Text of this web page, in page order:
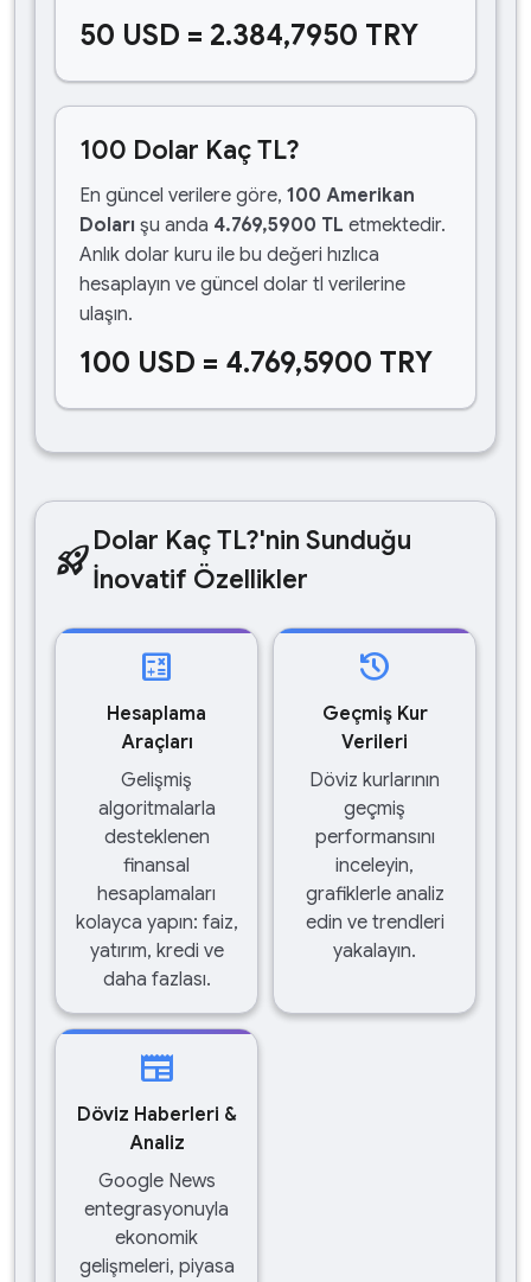
50 USD = 2.384,7950 TRY
100 Dolar Kaç TL?
En güncel verilere göre, 100 Amerikan
Doları şu anda 4.769,5900 TL etmektedir.
Anlık dolar kuru ile bu değeri hızlıca
hesaplayın ve güncel dolar tl verilerine
ulaşın.
100 USD = 4.769,5900 TRY
rocket_launchDolar Kaç TL?'nin Sunduğu
İnovatif Özellikler
calculate
Hesaplama
Araçları
Gelişmiş
algoritmalarla
desteklenen
finansal
hesaplamaları
kolayca yapın: faiz,
yatırım, kredi ve
daha fazlası.
history
Geçmiş Kur
Verileri
Döviz kurlarının
geçmiş
performansını
inceleyin,
grafiklerle analiz
edin ve trendleri
yakalayın.
newspaper
Döviz Haberleri &
Analiz
Google News
entegrasyonuyla
ekonomik
gelişmeleri, piyasa